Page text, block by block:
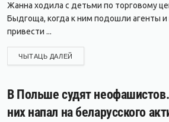
Жанна ходила с детьми по торговому
Быдгоща, когда к ним подошли агенты
привести ...
ЧЫТАЦЬ ДАЛЕЙ
В Польше судят
них напал на беларусского